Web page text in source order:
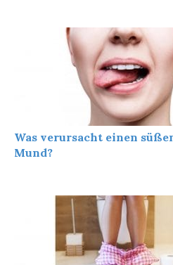
Was verursacht einen
Mund?